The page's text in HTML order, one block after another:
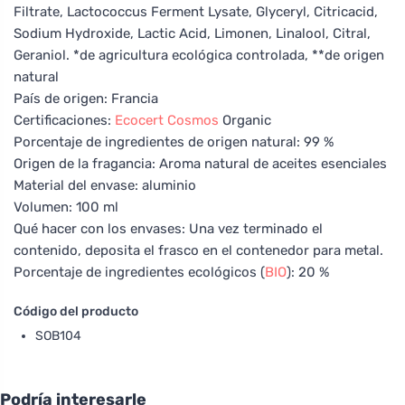
Filtrate, Lactococcus Ferment Lysate, Glyceryl, Citricacid,
Sodium Hydroxide, Lactic Acid, Limonen, Linalool, Citral,
Geraniol. *de agricultura ecológica controlada, **de origen
natural
País de origen: Francia
Certificaciones: Ecocert Cosmos Organic
Porcentaje de ingredientes de origen natural: 99 %
Origen de la fragancia: Aroma natural de aceites esenciales
Material del envase: aluminio
Volumen: 100 ml
Qué hacer con los envases: Una vez terminado el
contenido, deposita el frasco en el contenedor para metal.
Porcentaje de ingredientes ecológicos (BIO): 20 %
Código del producto
SOB104
Podría interesarle